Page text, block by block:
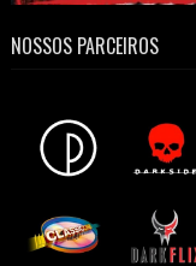
NOSSOS PARCEIROS